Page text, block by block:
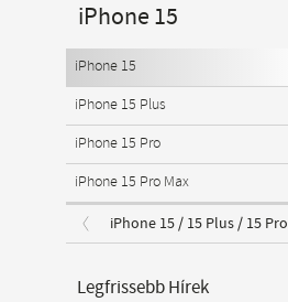
iPhone 15
iPhone 15
iPhone 15 Plus
iPhone 15 Pro
iPhone 15 Pro Max
iPhone 15 / 15 Plus / 15 Pro
Legfrissebb Hírek